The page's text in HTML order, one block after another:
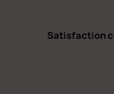
Satisfaction